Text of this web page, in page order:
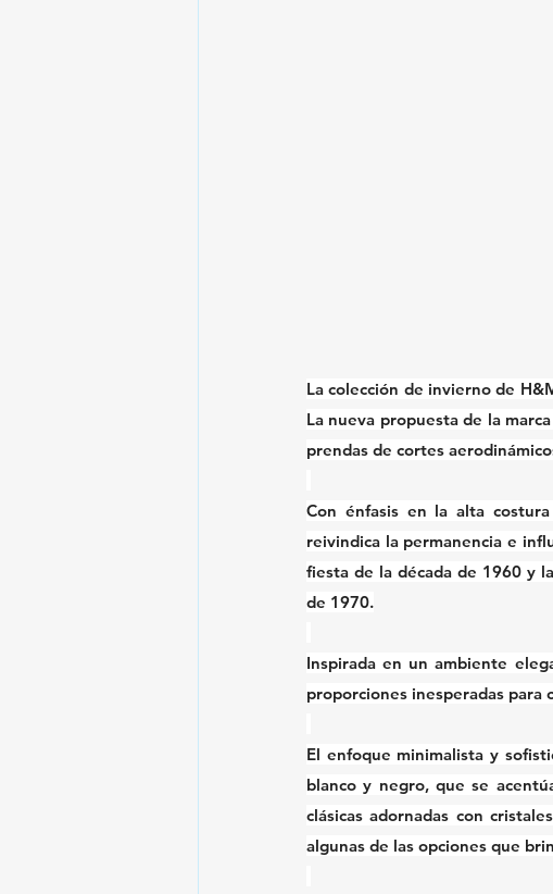
La colección de invierno de
La nueva propuesta de la
prendas de cortes
Con énfasis en la alta
reivindica la permanencia e
fiesta de la década de 1960 y
de 1970.
Inspirada en un ambiente
proporciones inesperadas para
El enfoque minimalista y
blanco y negro, que se
clásicas adornadas con
algunas de las opciones que